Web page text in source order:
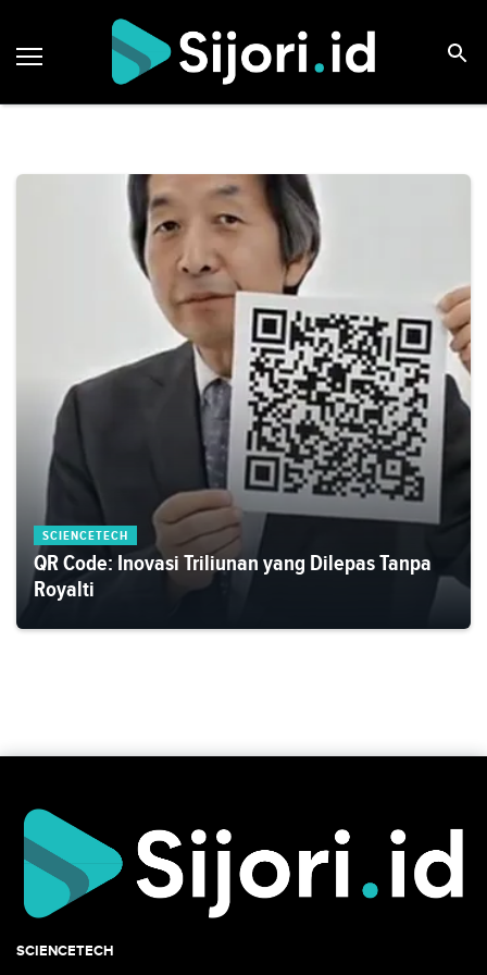
SCIENCETECH
QR Code: Inovasi Triliunan yang Dilepas Tanpa
Royalti
SCIENCETECH